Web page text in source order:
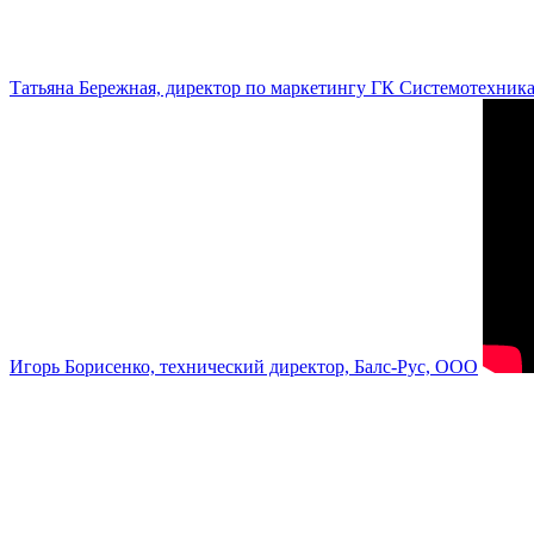
Татьяна Бережная, директор по маркетингу ГК Системотехника
Игорь Борисенко, технический директор, Балс-Рус, ООО